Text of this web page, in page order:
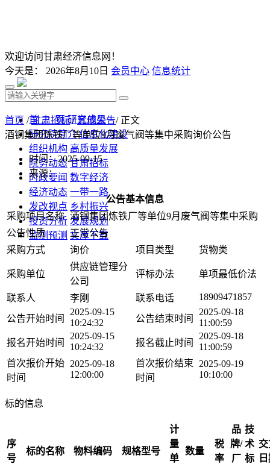
欢迎访问甘肃经济信息网！
今天是： 2026年8月10日 会员中心 信息统计
首 页 研究成果
研究院简介 信息化建设
组织机构 高质量发展
院务动态 甘肃招标
时政要闻 数字经济
经济动态 一带一路
发改视点 乡村振兴
投资分析 发展规划
监测预测 文库下载
首页 /甘肃招标/其他公告/ 正文
酒钢集团炼铁厂等单位9月废气阀等集中采购询价公告
时间：2025-09-15
来源：
公告基本信息
采购项目名称 酒钢集团炼铁厂等单位9月废气阀等集中采购
公告性质
正常公告
采购方式
询价 项目类型 货物类
采购单位
供应链管理分
公司
评标办法 单项最低价法
联系人 李刚 联系电话 18909471857
公告开始时间
2025-09-15
10:24:32
公告结束时间
2025-09-18
11:00:59
报名开始时间
2025-09-15
10:24:32
报名截止时间
2025-09-18
11:00:59
首次报价开始
时间
2025-09-18
12:00:00
首次报价结束
时间
2025-09-19
10:10:00
标的信息
序
号
标的名称 物料编码 规格型号
计
量
单
数量
税
率
品
牌/
厂
技
术
标